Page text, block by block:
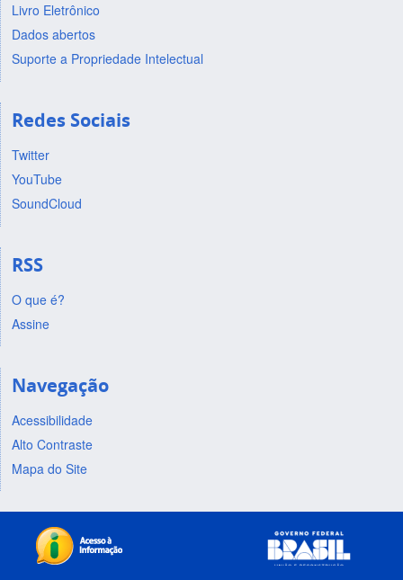
Livro Eletrônico
Dados abertos
Suporte a Propriedade Intelectual
Redes Sociais
Twitter
YouTube
SoundCloud
RSS
O que é?
Assine
Navegação
Acessibilidade
Alto Contraste
Mapa do Site